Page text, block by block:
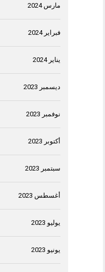
مارس 2024
فبراير 2024
يناير 2024
ديسمبر 2023
نوفمبر 2023
أكتوبر 2023
سبتمبر 2023
أغسطس 2023
يوليو 2023
يونيو 2023